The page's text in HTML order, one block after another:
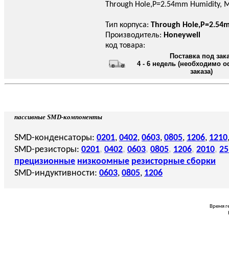
Through Hole,P=2.54mm Humidity,
Тип корпуса: Through
Производитель: Honeywell
код товара:
Поставка под
4 - 6 недель (необходимо
заказа)
пассивные SMD-компоненты
SMD-конденсаторы: 0201, 0402, 0603, 0805, 1206, 1210,
SMD-резисторы: 0201, 0402, 0603, 0805, 1206, 2010,
прецизионные низкоомные резисторные сборки
SMD-индуктивности: 0603, 0805, 1206
Время